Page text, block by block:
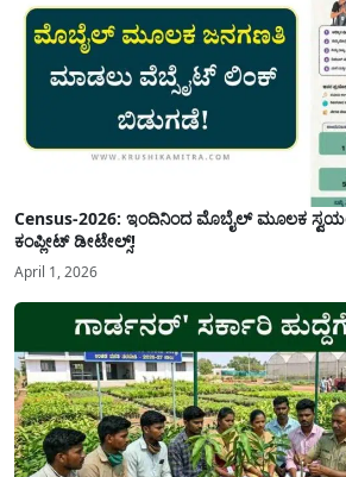
Census-2026: ಇಂದಿನಿಂದ ಮೊಬೈಲ್ ಮೂಲಕ
ಕಂಪ್ಲೀಟ್ ಡೀಟೇಲ್ಸ್!
April 1, 2026